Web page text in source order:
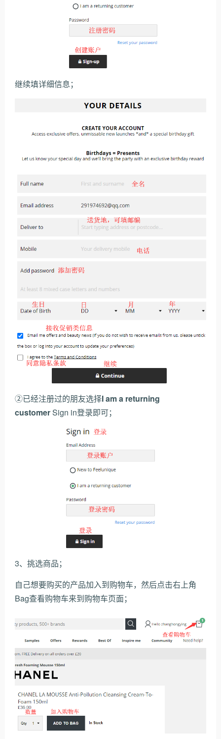
继续填详细信息；
②已经注册过的朋友选择I am a returning
customerSign in登录即可；
3、挑选商品；
自己想要购买的产品加入到购物车，然后点击右上角
Bag查看购物车来到购物车页面；